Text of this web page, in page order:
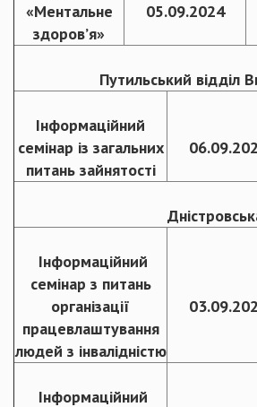
«Ментальне
здоров’я»
05.09.2024
Путильський відділ
Інформаційний
семінар із загальних
питань зайнятості
Інформаційний
семінар з питань
організації
працевлаштування
людей з інвалідністю
Інформаційний